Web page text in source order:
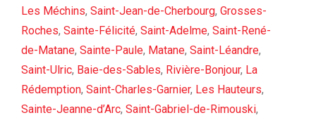
Les Méchins, Saint-Jean-de-Cherbourg, Grosses-
Roches, Sainte-Félicité, Saint-Adelme, Saint-René-
de-Matane, Sainte-Paule, Matane, Saint-Léandre,
Saint-Ulric, Baie-des-Sables, Rivière-Bonjour, La
Rédemption, Saint-Charles-Garnier, Les Hauteurs,
Sainte-Jeanne-d’Arc, Saint-Gabriel-de-Rimouski,